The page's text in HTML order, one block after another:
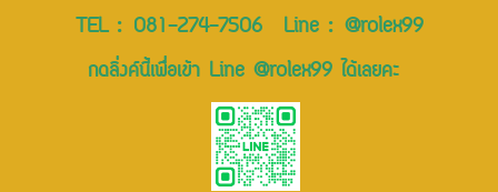
TEL : 081-274-7506Line : @rolex99
กดลิ่งค์นี้เพื่อเข้า Line @rolex99 ได้เลยคะ